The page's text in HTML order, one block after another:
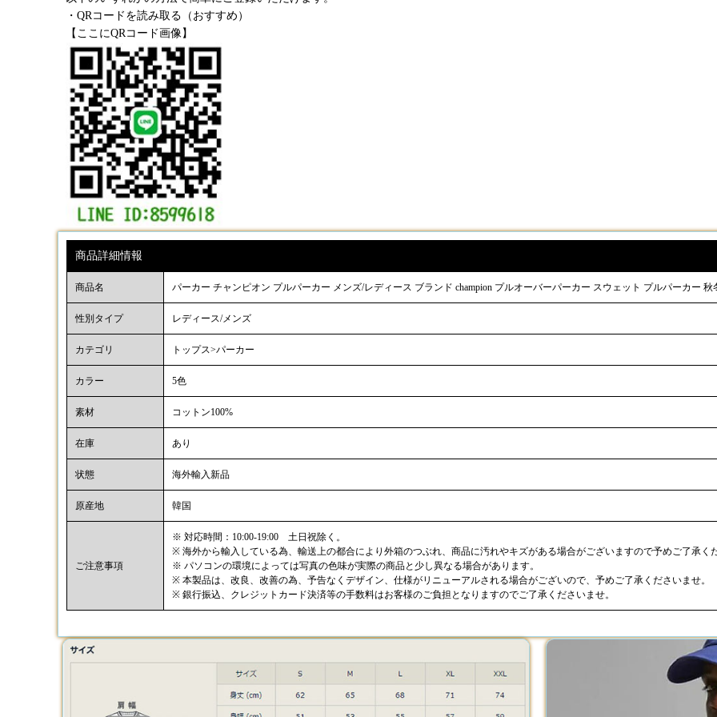
・QRコードを読み取る（おすすめ）
【ここにQRコード画像】
商品詳細情報
商品名 パーカー チャンピオン プルパーカー メンズ/レディース ブランド champion プルオーバーパーカー スウェット プルパーカー 秋
性別タイプ レディース/メンズ
カテゴリ トップス>パーカー
カラー 5色
素材 コットン100%
在庫 あり
状態 海外輸入新品
原産地 韓国
ご注意事項
※ 対応時間：10:00-19:00 土日祝除く。
※ 海外から輸入している為、輸送上の都合により外箱のつぶれ、商品に汚れやキズがある場合がございますので予めご了承く
※ パソコンの環境によっては写真の色味が実際の商品と少し異なる場合があります。
※ 本製品は、改良、改善の為、予告なくデザイン、仕様がリニューアルされる場合がございので、予めご了承くださいませ。
※ 銀行振込、クレジットカード決済等の手数料はお客様のご負担となりますのでご了承くださいませ。